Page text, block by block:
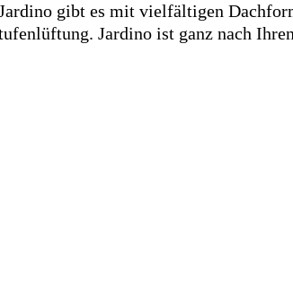
gibt es mit vielfältigen
Jardino ist ganz nach